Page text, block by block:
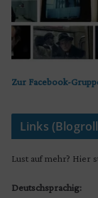
Zur Facebook-
Links
Lust auf mehr? Hier
Deutschsprachig: